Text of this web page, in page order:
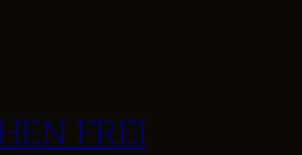
FREI